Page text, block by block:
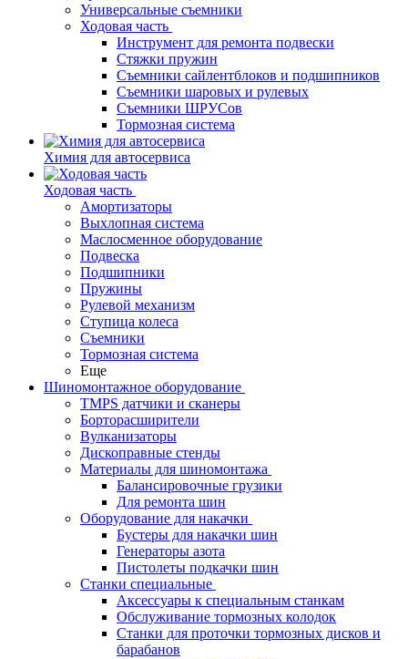
Универсальные съемники
Ходовая часть
Инструмент для ремонта подвески
Стяжки пружин
Съемники сайлентблоков и подшипников
Съемники шаровых и рулевых
Съемники ШРУСов
Тормозная система
Химия для автосервиса
Ходовая часть
Амортизаторы
Выхлопная система
Маслосменное оборудование
Подвеска
Подшипники
Пружины
Рулевой механизм
Ступица колеса
Съемники
Тормозная система
Еще
Шиномонтажное оборудование
TMPS датчики и сканеры
Борторасширители
Вулканизаторы
Дископравные стенды
Материалы для шиномонтажа
Балансировочные грузики
Для ремонта шин
Оборудование для накачки
Бустеры для накачки шин
Генераторы азота
Пистолеты подкачки шин
Станки специальные
Аксессуары к специальным станкам
Обслуживание тормозных колодок
Станки для проточки тормозных дисков и
барабанов